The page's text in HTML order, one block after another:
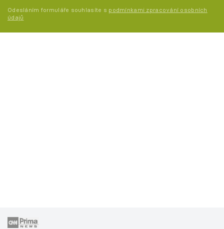
Odesláním formuláře souhlasíte s podmínkami zpracování osobních
údajů